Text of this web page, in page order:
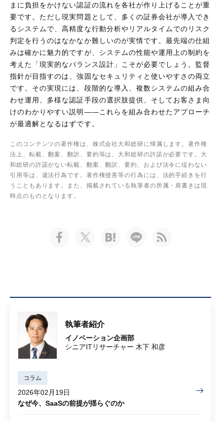
まに負担をかけない認証の流れを各社が作り上げることが重
要です。ただし現実問題として、多くの証券会社が導入でき
るシステムで、高精度な行動分析やリアルタイムでのリスク
判定を行うのはなかなか難しいのが実情です。最先端の仕組
みは確かに魅力的ですが、システムの性能や運用上の制約を
考えた「現実的なバランス設計」こそが必要でしょう。監督
指針が目指すのは、強固なセキュリティと使いやすさの両立
です。その実現には、段階的な導入、複数システムの組み合
わせ運用、多様な認証手段の選択肢提供、そしてお客さま向
けのわかりやすい説明——これらを組み合わせたアプローチ
が最適解となるはずです。
このコンテンツの著作権は、株式会社大和総研に帰属します。著作権
法上、転載、翻案、翻訳、要約等は、大和総研の許諾が必要です。大
和総研の許諾がない転載、翻案、翻訳、要約、および法令に従わない
引用等は、違法行為です。著作権侵害等の行為には、法的手続きを行
うこともあります。また、掲載されている執筆者の所属・肩書きは現
時点のものとなります。
執筆者紹介
イノベーション企画部
シニアITリサーチャー 木下 和彦
コラム
2026年02月19日
なぜ今、SaaSの前提が揺らぐのか